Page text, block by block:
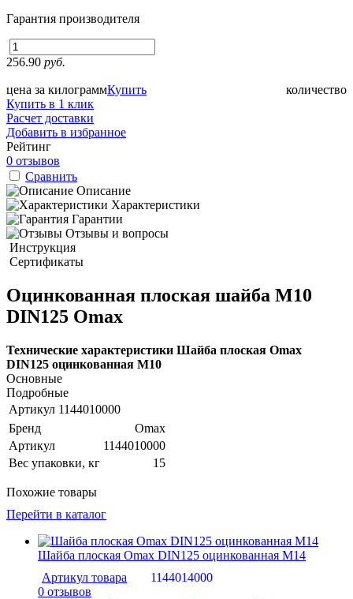
Гарантия производителя
256.90 руб.
цена за килограмм количество
Купить
Купить в 1 клик
Расчет доставки
Добавить в избранное
Рейтинг
0 отзывов
Сравнить
Описание
Характеристики
Гарантии
Отзывы и вопросы
Инструкция
Сертификаты
Оцинкованная плоская шайба М10
DIN125 Omax
Технические характеристики Шайба плоская Omax
DIN125 оцинкованная М10
Основные
Подробные
Артикул 1144010000
Бренд
Omax
Артикул
1144010000
Вес упаковки, кг
15
Похожие товары
Перейти в каталог
Шайба плоская Omax DIN125 оцинкованная М14
Артикул товара
1144014000
0 отзывов